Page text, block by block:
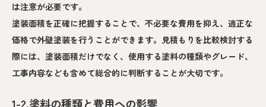
は注意が必要です。
塗装面積を正確に把握することで、不必要な費用を抑え、適正な
価格で外壁塗装を行うことができます。見積もりを比較検討する
際には、塗装面積だけでなく、使用する塗料の種類やグレード、
工事内容なども含めて総合的に判断することが大切です。
1-2.塗料の種類と費用への影響